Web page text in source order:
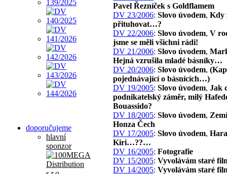
doporučujeme
hlavní
sponzor
Pavel Řezníček s Goldflamem
DV 23/2006: Slovo úvodem, Kdy
přituhovat…?
DV 22/2006: Slovo úvodem, V
jsme se měli všichni rádi!
DV 21/2006: Slovo úvodem,
Hejná vzrušila mladé básníky…
DV 20/2006: Slovo úvodem,
pojednávající o básnících…)
DV 19/2005: Slovo úvodem, Jak
podnikatelský záměr, milý
Bouassido?
DV 18/2005: Slovo úvodem,
Honza Čech
DV 17/2005: Slovo úvodem, Hara
Kiri…??…
DV 16/2005: Fotografie
DV 15/2005: Vyvolávám staré
DV 14/2005: Vyvolávám staré